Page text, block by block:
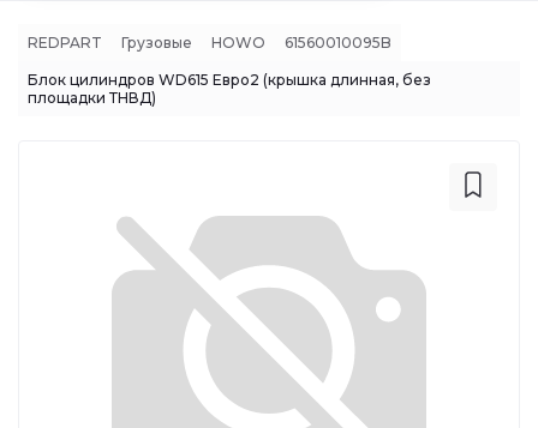
REDPART Грузовые HOWO 61560010095B
Блок цилиндров WD615 Евро2 (крышка длинная, без
площадки ТНВД)